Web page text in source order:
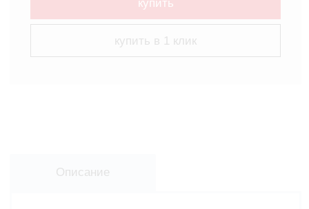
купить
купить в 1 клик
Описание